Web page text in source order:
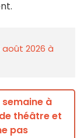
août 2026 à
à
théâtre et
pas